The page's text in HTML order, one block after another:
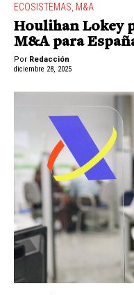
ECOSISTEMAS M&A
Houlihan Lokey
M&A para
Por Redacción
diciembre 28, 2025